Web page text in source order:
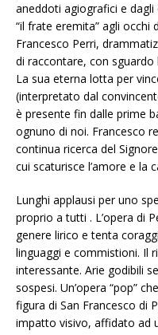
aneddoti agiografici e
“il frate eremita” agli
Francesco Perri,
di raccontare, con sguardo
La sua eterna lotta per
(interpretato dal
è presente fin dalle prime
ognuno di noi. Francesco
continua ricerca del
cui scaturisce l’amore e la
Lunghi applausi per uno
proprio a tutti . L’opera di
genere lirico e tenta
linguaggi e commistioni. Il
interessante. Arie godibili
sospesi. Un’opera “pop”
figura di San Francesco di
impatto visivo, affidato ad